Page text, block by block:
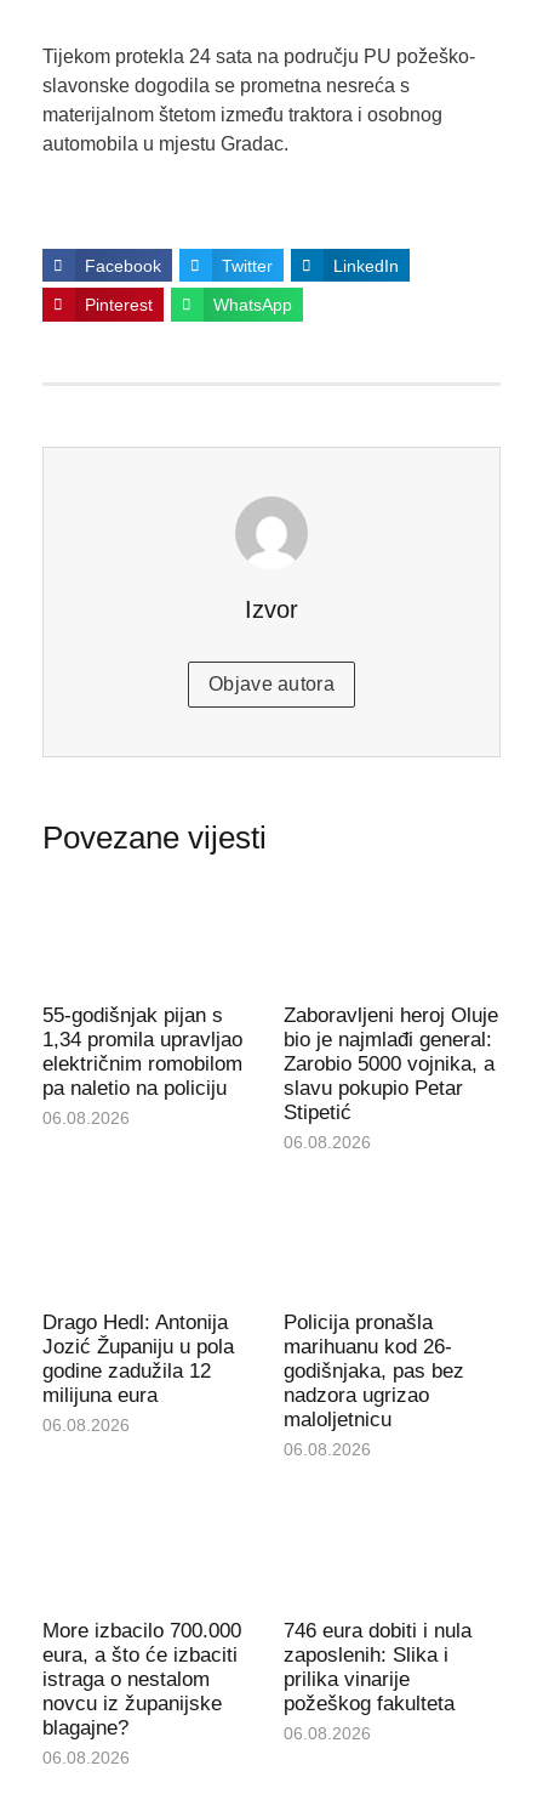
Tijekom protekla 24 sata na području PU požeško-
slavonske dogodila se prometna nesreća s
materijalnom štetom između traktora i osobnog
automobila u mjestu Gradac.
Facebook Twitter LinkedIn
Pinterest WhatsApp
Izvor
Objave autora
Povezane vijesti
55-godišnjak pijan s
1,34 promila upravljao
električnim romobilom
pa naletio na policiju
06.08.2026
Zaboravljeni heroj Oluje
bio je najmlađi general:
Zarobio 5000 vojnika, a
slavu pokupio Petar
Stipetić
06.08.2026
Drago Hedl: Antonija
Jozić Županiju u pola
godine zadužila 12
milijuna eura
06.08.2026
Policija pronašla
marihuanu kod 26-
godišnjaka, pas bez
nadzora ugrizao
maloljetnicu
06.08.2026
More izbacilo 700.000
eura, a što će izbaciti
istraga o nestalom
novcu iz županijske
blagajne?
06.08.2026
746 eura dobiti i nula
zaposlenih: Slika i
prilika vinarije
požeškog fakulteta
06.08.2026